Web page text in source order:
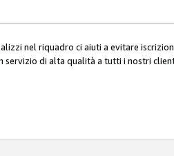
nel riquadro ci aiuti a evitare
servizio di alta qualità a tutti i nostri